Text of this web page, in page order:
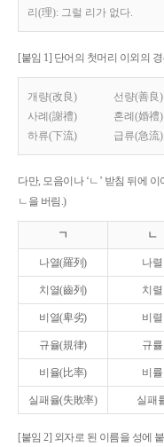
리(理): 그럴 리가 없다.
[붙임 1] 단어의 첫머리 이외의
개량(改良) 선량(善良)
사례(謝禮)
혼례(婚禮)
하류(下流)
급류(急流)
다만, 모음이나 ‘ㄴ’ 받침 뒤에 이
ㄴ을 버림.)
ㄱ ㄴ
나열(羅列) 나렬
치열(齒列) 치렬
비열(卑劣) 비렬
규율(規律) 규률
비율(比率) 비률
실패율(失敗率) 실패
[붙임 2] 외자로 된 이름을 성에